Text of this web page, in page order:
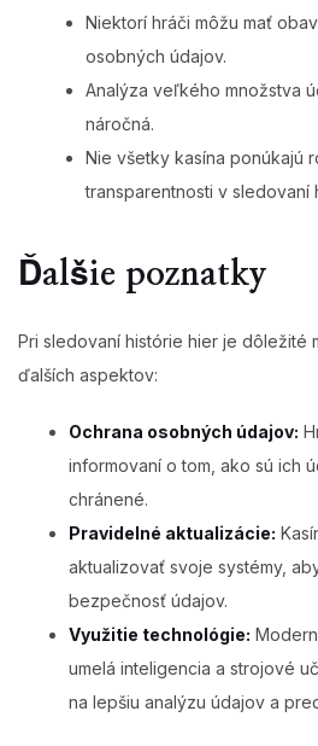
Niektorí hráči môžu mať
osobných údajov.
Analýza veľkého množstva
náročná.
Nie všetky kasína ponúkajú
transparentnosti v sledovaní
Ďalšie poznatky
Pri sledovaní histórie hier je dôležité
ďalších aspektov:
Ochrana osobných údajov:
informovaní o tom, ako sú ich
chránené.
Pravidelné aktualizácie:
aktualizovať svoje systémy,
bezpečnosť údajov.
Využitie technológie:
umelá inteligencia a strojové
na lepšiu analýzu údajov a